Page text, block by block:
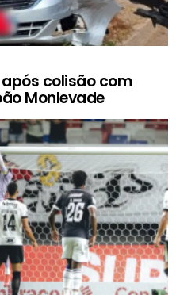
colisão com
Monlevade